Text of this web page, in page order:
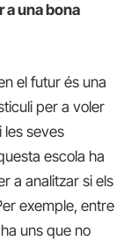
a una bona
el futur és una
per a voler
les seves
escola ha
a analitzar si els
exemple, entre
uns que no